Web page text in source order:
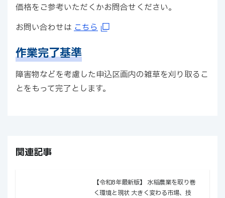
価格をご参考いただくかお問合せください。
お問い合わせは こちら
作業完了基準
障害物などを考慮した申込区画内の雑草を刈り取るこ
とをもって完了とします。
関連記事
【令和8年最新版】 水稲農業を取り巻
く環境と現状 ──大きく変わる市場、技